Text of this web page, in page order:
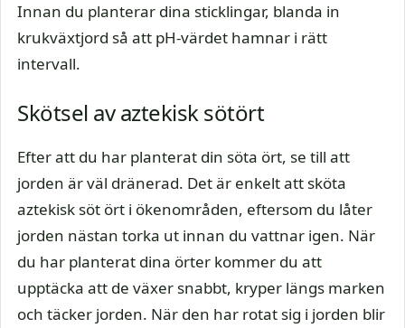
Innan du planterar dina sticklingar, blanda in
krukväxtjord så att pH-värdet hamnar i rätt
intervall.
Skötsel av aztekisk sötört
Efter att du har planterat din söta ört, se till att
jorden är väl dränerad. Det är enkelt att sköta
aztekisk söt ört i ökenområden, eftersom du låter
jorden nästan torka ut innan du vattnar igen. När
du har planterat dina örter kommer du att
upptäcka att de växer snabbt, kryper längs marken
och täcker jorden. När den har rotat sig i jorden blir